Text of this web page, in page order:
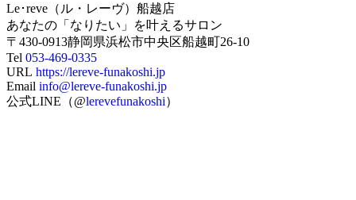
Le･reve（ル・レーヴ）船越店
あなたの「なりたい」を叶えるサロン
〒430-0913静岡県浜松市中央区船越町26-10
Tel 053-469-0335
URL https://lereve-funakoshi.jp
Email info@lereve-funakoshi.jp
公式LINE（@lerevefunakoshi）